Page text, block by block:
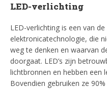
LED-verlichting
LED-verlichting is een van
elektronicatechnologie, die
weg te denken en waarvan
doorgaat. LED’s zijn
lichtbronnen en hebben een
Bovendien gebruiken ze